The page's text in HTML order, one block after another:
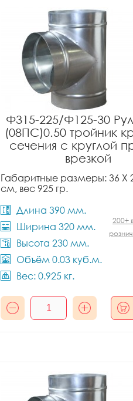
Ф315-225/Ф125-30
(08ПС)0.50 тройник
сечения с круглой
врезкой
Габаритные размеры: 36 X
см, вес 925 гр.
Длина 390 мм.
Ширина 320 мм.
Высота 230 мм.
Объём 0.03 куб.м.
Вес: 0.925 кг.
200+